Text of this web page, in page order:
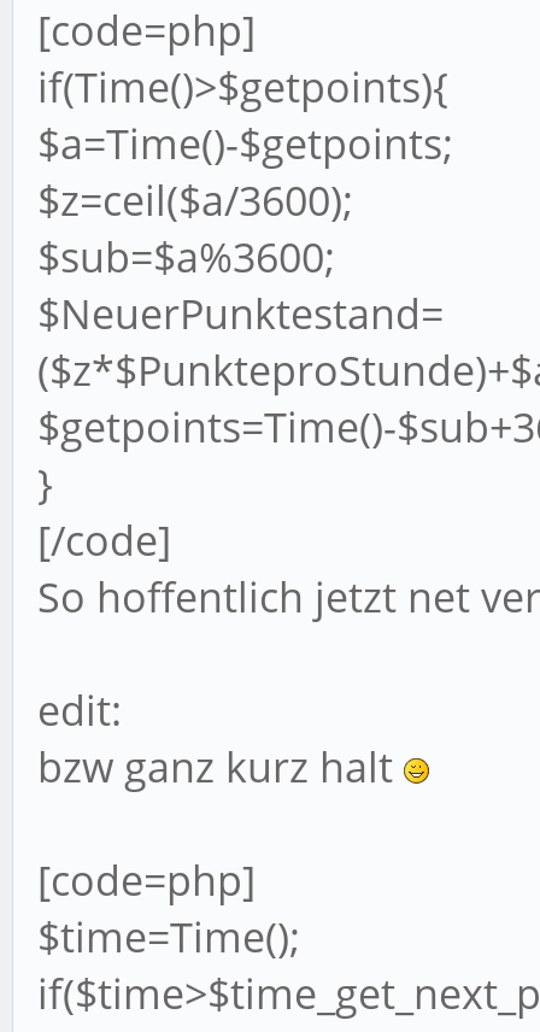
[code=php]
if(Time()>$getpoints){
$a=Time()-$getpoints;
$z=ceil($a/3600);
$sub=$a%3600;
$NeuerPunktestand=
$getpoints=Time()-
}
[/code]
So hoffentlich jetzt net
edit:
bzw ganz kurz halt
[code=php]
$time=Time();